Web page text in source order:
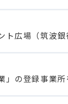
ト広場（筑波
」の登録事業